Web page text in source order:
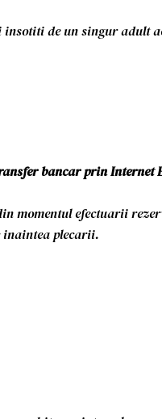
insotiti de un singur adult
bancar prin
momentul efectuarii
inaintea plecarii.